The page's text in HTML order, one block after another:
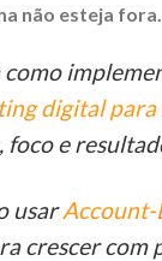
não esteja
como
digital para
foco e
usarAccount-
crescer com